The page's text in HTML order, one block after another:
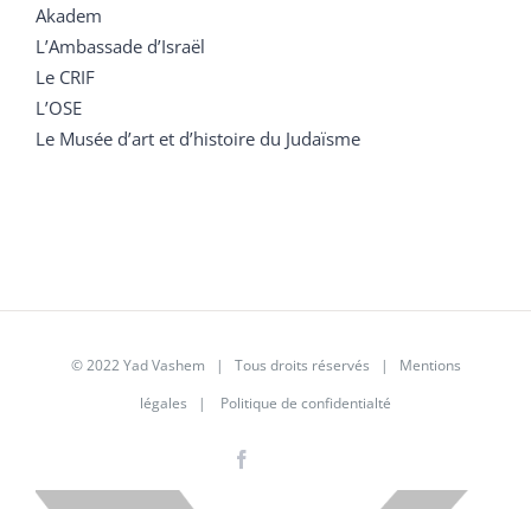
Akadem
L’Ambassade d’Israël
Le CRIF
L’OSE
Le Musée d’art et d’histoire du Judaïsme
© 2022 Yad Vashem | Tous droits réservés | Mentions
légales | Politique de confidentialté
X